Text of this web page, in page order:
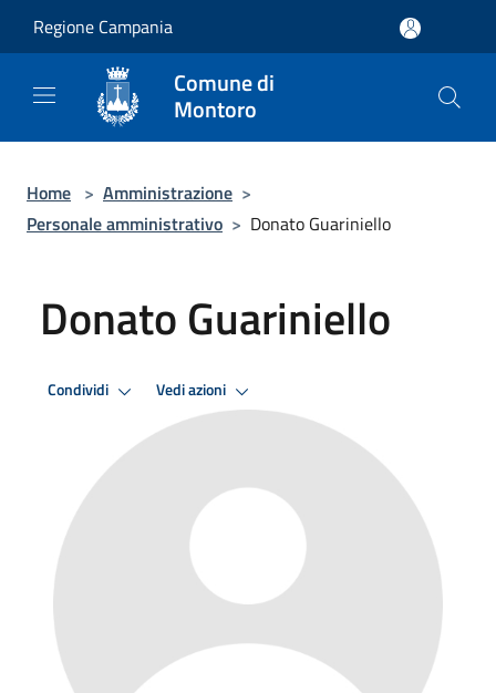
Regione Campania
Comune di
Montoro
Home > Amministrazione >
Personale amministrativo > Donato Guariniello
Donato Guariniello
Condividi Vedi azioni